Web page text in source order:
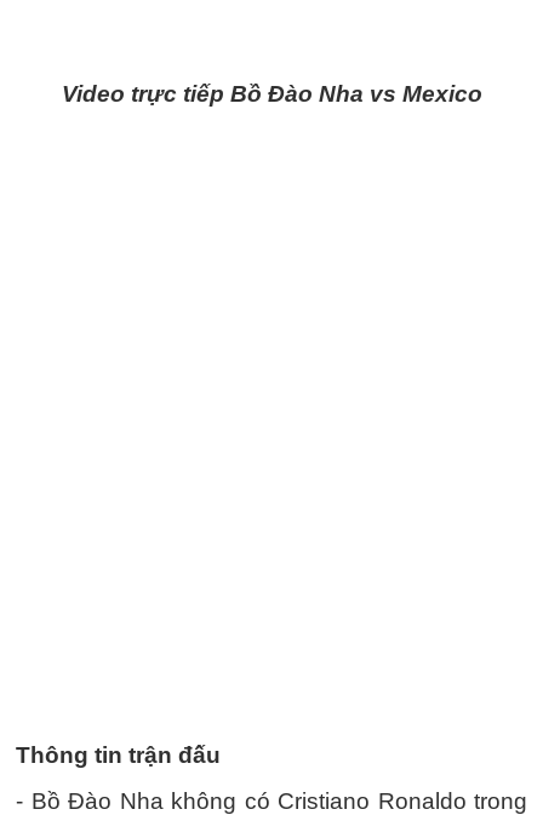
Video trực tiếp Bồ Đào Nha vs Mexico
Thông tin trận đấu
- Bồ Đào Nha không có Cristiano Ronaldo trong